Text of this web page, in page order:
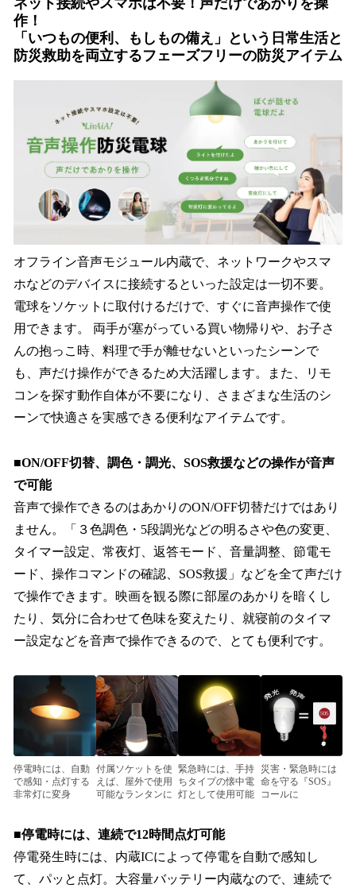
ネット接続やスマホは不要！声だけであかりを操
作！
「いつもの便利、もしもの備え」という日常生活と
防災救助を両立するフェーズフリーの防災アイテム
オフライン音声モジュール内蔵で、ネットワークやスマ
ホなどのデバイスに接続するといった設定は一切不要。
電球をソケットに取付けるだけで、すぐに音声操作で使
用できます。 両手が塞がっている買い物帰りや、お子さ
んの抱っこ時、料理で手が離せないといったシーンで
も、声だけ操作ができるため大活躍します。また、リモ
コンを探す動作自体が不要になり、さまざまな生活のシ
ーンで快適さを実感できる便利なアイテムです。
■ON/OFF切替、調色・調光、SOS救援などの操作が音声
で可能
音声で操作できるのはあかりのON/OFF切替だけではあり
ません。「３色調色・5段調光などの明るさや色の変更、
タイマー設定、常夜灯、返答モード、音量調整、節電モ
ード、操作コマンドの確認、SOS救援」などを全て声だけ
で操作できます。映画を観る際に部屋のあかりを暗くし
たり、気分に合わせて色味を変えたり、就寝前のタイマ
ー設定などを音声で操作できるので、とても便利です。
停電時には、自動
で感知・点灯する
非常灯に変身
付属ソケットを使
えば、屋外で使用
可能なランタンに
緊急時には、手持
ちタイプの懐中電
灯として使用可能
災害・緊急時には
命を守る『SOS』
コールに
■停電時には、連続で12時間点灯可能
停電発生時には、内蔵ICによって停電を自動で感知し
て、パッと点灯。大容量バッテリー内蔵なので、連続で